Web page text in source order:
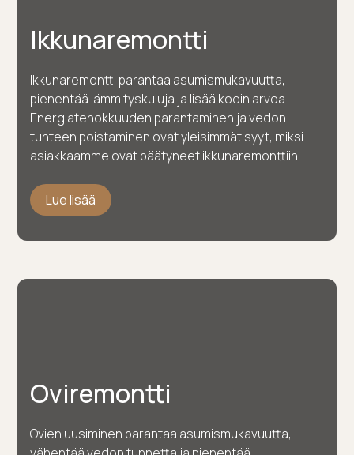
Ikkunaremontti
Ikkunaremontti parantaa asumismukavuutta,
pienentää lämmityskuluja ja lisää kodin arvoa.
Energiatehokkuuden parantaminen ja vedon
tunteen poistaminen ovat yleisimmät syyt, miksi
asiakkaamme ovat päätyneet ikkunaremonttiin.
Lue lisää
Oviremontti
Ovien uusiminen parantaa asumismukavuutta,